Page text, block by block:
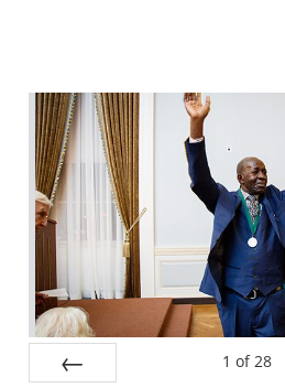
Barre
latérale
principale
1 of 28